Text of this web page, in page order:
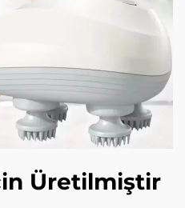
Üretilmiştir